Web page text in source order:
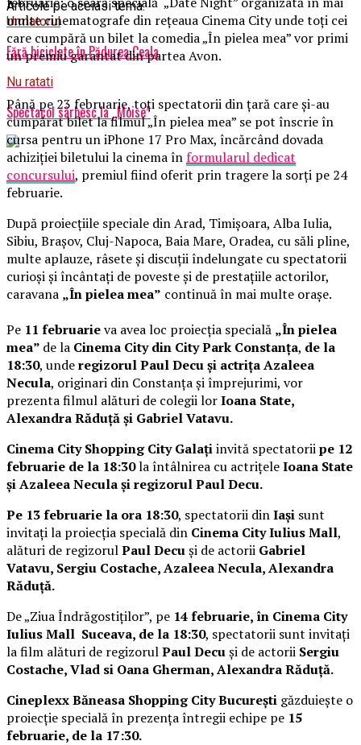
Articole pe aceiasi tema:
Urmatorul
Fără biciclete în Pădurea Ceala
Nu ratati
Spectacol sârbesc la „Moise”
multe cinematografe din rețeaua Cinema City unde toți cei
care cumpără un bilet la comedia „În pielea mea” vor primi
un premiu garantat din partea Avon.
Până pe 23 februarie, toți spectatorii din țară care și-au
cumpărat bilet la filmul „În pielea mea” se pot înscrie în
cursa pentru un iPhone 17 Pro Max, încărcând dovada
achiziției biletului la cinema înformularul dedicat
concursului, premiul fiind oferit prin tragere la sorți pe 24
februarie.
După proiecțiile speciale din Arad, Timișoara, Alba Iulia,
Sibiu, Brașov, Cluj-Napoca, Baia Mare, Oradea, cu săli pline,
multe aplauze, râsete și discuții îndelungate cu spectatorii
curioși și încântați de poveste și de prestațiile actorilor,
caravana „În pielea mea” continuă în mai multe orașe.
Pe 11 februarieva avea loc proiecția specială „În pielea
mea” de la Cinema City din City Park Constanța, de la
18:30, underegizorul Paul Decu și actrița Azaleea
Necula, originari din Constanța și împrejurimi, vor
prezenta filmul alături de colegii lorIoana State,
Alexandra Răduță și Gabriel Vatavu.
Cinema City Shopping City Galațiinvită spectatoriipe 12
februarie de la 18:30la întâlnirea cu actrițeleIoana State
și Azaleea Necula și regizorul Paul Decu.
Pe 13 februarie la ora 18:30, spectatorii dinIași sunt
invitați la proiecția specială din Cinema City Iulius Mall,
alături de regizorulPaul Decuși de actorii Gabriel
Vatavu, Sergiu Costache, Azaleea Necula, Alexandra
Răduță.
De „Ziua Îndrăgostiților”, pe 14 februarie, în Cinema City
Iulius Mall Suceava, de la 18:30, spectatorii sunt invitați
la film alături de regizorulPaul Decuși de actorii Sergiu
Costache, Vlad si Oana Gherman, Alexandra Răduță.
Cineplexx Băneasa Shopping City București găzduiește o
proiecție specială în prezența întregii echipe pe 15
februarie, de la 17:30.